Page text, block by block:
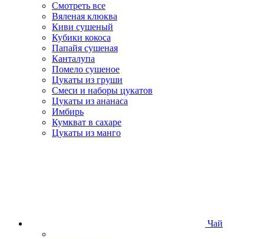
Смотреть все
Вяленая клюква
Киви сушеный
Кубики кокоса
Папайя сушеная
Канталупа
Помело сушеное
Цукаты из груши
Смеси и наборы цукатов
Цукаты из ананаса
Имбирь
Кумкват в сахаре
Цукаты из манго
Чай